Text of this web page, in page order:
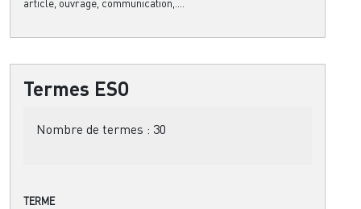
article, ouvrage, communication,....
Termes ESO
Nombre de termes : 30
TERME